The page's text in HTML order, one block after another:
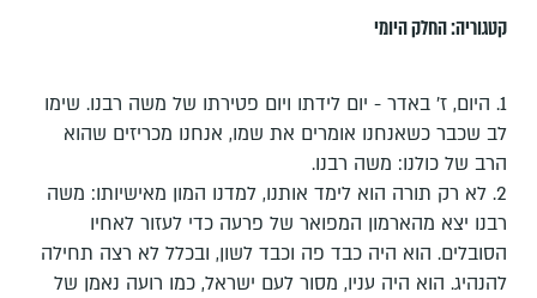
קטגוריה:החלק היומי
1. היום, ז’ באדר - יום לידתו ויום פטירתו של משה רבנו. שימו
לב שכבר כשאנחנו אומרים את שמו, אנחנו מכריזים שהוא
הרב של כולנו: משה רבנו.
2. לא רק תורה הוא לימד אותנו, למדנו המון מאישיותו: משה
רבנו יצא מהארמון המפואר של פרעה כדי לעזור לאחיו
הסובלים. הוא היה כבד פה וכבד לשון, ובכלל לא רצה תחילה
להנהיג. הוא היה עניו, מסור לעם ישראל, כמו רועה נאמן של